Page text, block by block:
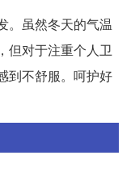
。虽然冬天的气温
但对于注重个人卫
到不舒服。呵护好